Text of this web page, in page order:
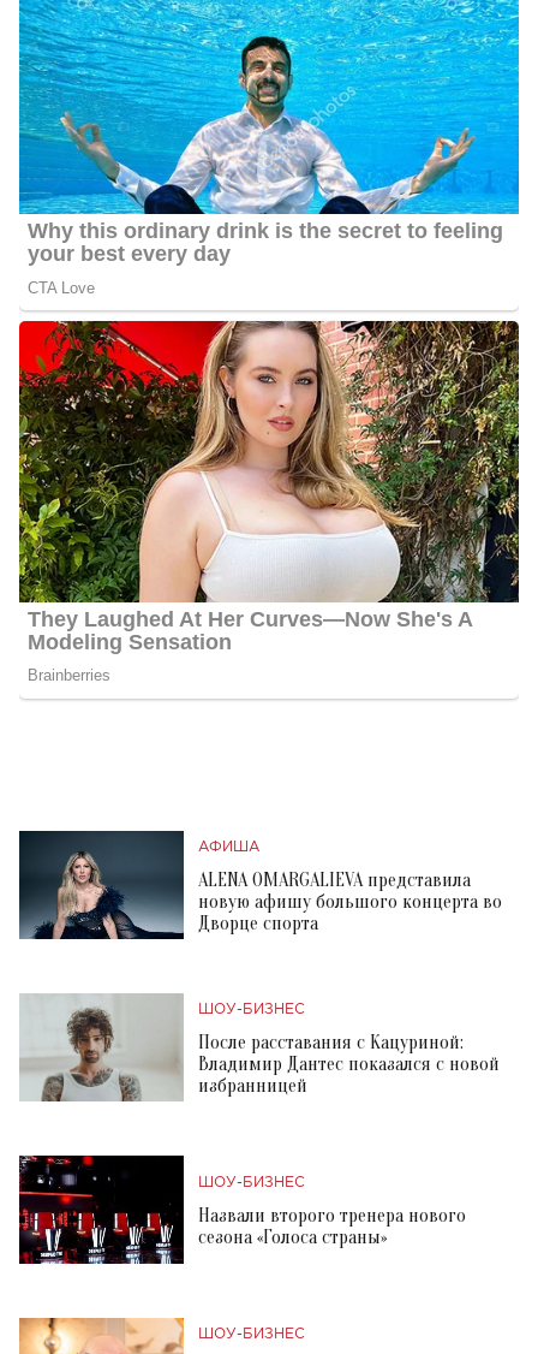
АФИША
ALENA OMARGALIEVA представила
новую афишу большого концерта во
Дворце спорта
ШОУ-БИЗНЕС
После расставания с Кацуриной:
Владимир Дантес показался с новой
избранницей
ШОУ-БИЗНЕС
Назвали второго тренера нового
сезона «Голоса страны»
ШОУ-БИЗНЕС